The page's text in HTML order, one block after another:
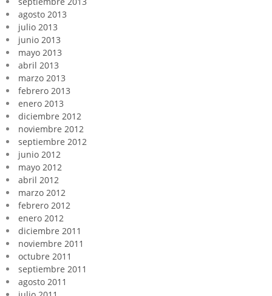
agosto 2013
julio 2013
junio 2013
mayo 2013
abril 2013
marzo 2013
febrero 2013
enero 2013
diciembre 2012
noviembre 2012
septiembre 2012
junio 2012
mayo 2012
abril 2012
marzo 2012
febrero 2012
enero 2012
diciembre 2011
noviembre 2011
octubre 2011
septiembre 2011
agosto 2011